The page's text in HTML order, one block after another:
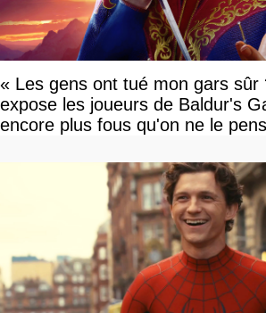
« Les gens ont tué mon gars sûr
expose les joueurs de Baldur's
encore plus fous qu'on ne le